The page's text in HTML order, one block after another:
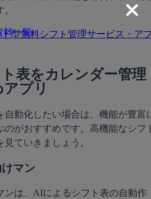
ド型無料シフト管理サービス・ア
ト表をカレンダー管理
プリ
自動化したい場合は、機能が豊富
のがおすすめです。高機能なシフ
ていきましょう。
マン
ンは、AIによるシフト表の自動作